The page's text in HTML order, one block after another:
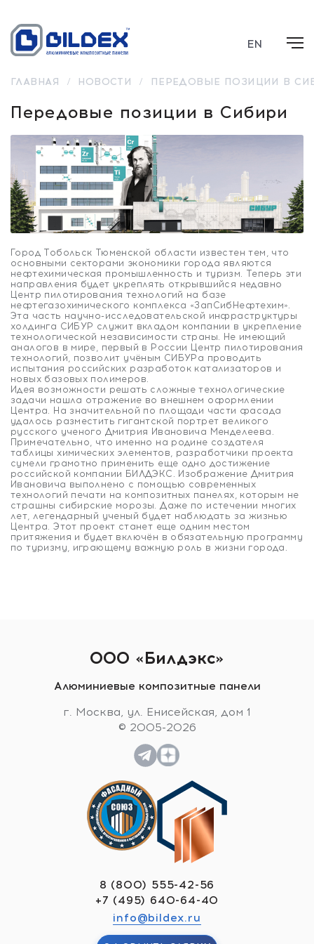
EN
ГЛАВНАЯ / НОВОСТИ / ПЕРЕДОВЫЕ ПОЗИЦИИ В
Передовые позиции в Сибири
Город Тобольск Тюменской области известен тем, что
основными секторами экономики города являются
нефтехимическая промышленность и туризм. Теперь эти
направления будет укреплять открывшийся недавно
Центр пилотирования технологий на базе
нефтегазохимического комплекса «ЗапСибНефтехим».
Эта часть научно-исследовательской инфраструктуры
холдинга СИБУР служит вкладом компании в укрепление
технологической независимости страны. Не имеющий
аналогов в мире, первый в России Центр пилотирования
технологий, позволит учёным СИБУРа проводить
испытания российских разработок катализаторов и
новых базовых полимеров.
Идея возможности решать сложные технологические
задачи нашла отражение во внешнем оформлении
Центра. На значительной по площади части фасада
удалось разместить гигантской портрет великого
русского ученого Дмитрия Ивановича Менделеева.
Примечательно, что именно на родине создателя
таблицы химических элементов, разработчики проекта
сумели грамотно применить еще одно достижение
российской компании БИЛДЭКС. Изображение Дмитрия
Ивановича выполнено с помощью современных
технологий печати на композитных панелях, которым не
страшны сибирские морозы. Даже по истечении многих
лет, легендарный ученый будет наблюдать за жизнью
Центра. Этот проект станет еще одним местом
притяжения и будет включён в обязательную программу
по туризму, играющему важную роль в жизни города.
ООО «Билдэкс»
Алюминиевые композитные панели
г. Москва, ул. Енисейская, дом 1
© 2005-2026
8 (800) 555-42-56
+7 (495) 640-64-40
info@bildex.ru